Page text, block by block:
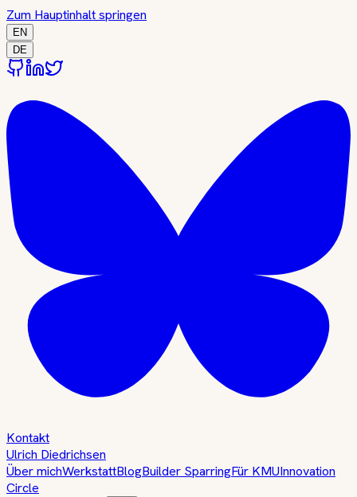
Zum Hauptinhalt springen
EN
DE
Kontakt
Ulrich Diedrichsen
Über michWerkstattBlogBuilder SparringFür KMUInnovation
Circle